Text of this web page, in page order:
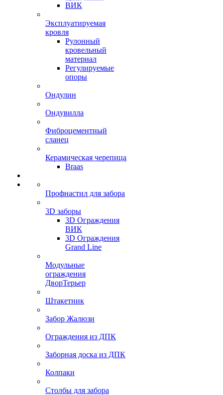
ВИК
Эксплуатируемая
кровля
Рулонный
кровельный
материал
Регулируемые
опоры
Ондулин
Ондувилла
Фиброцементный
сланец
Керамическая черепица
Braas
Профнастил для забора
3D заборы
3D Ограждения
ВИК
3D Ограждения
Grand Line
Модульные
ограждения
ДворТерьер
Штакетник
Забор Жалюзи
Ограждения из ДПК
Заборная доска из ДПК
Колпаки
Столбы для забора